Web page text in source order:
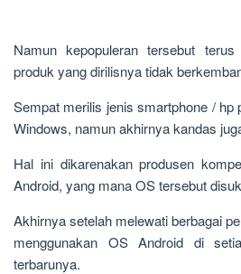
Namun kepopuleran tersebut
produk yang dirilisnya tidak
Sempat merilis jenis smartphone / hp
Windows, namun akhirnya kandas
Hal ini dikarenakan produsen
Android, yang mana OS tersebut
Akhirnya setelah melewati berbagai
menggunakan OS Android di
terbarunya.